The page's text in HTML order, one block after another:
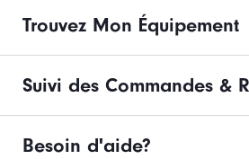
Trouvez Mon Équipement
Suivi des Commandes &
Besoin d'aide?